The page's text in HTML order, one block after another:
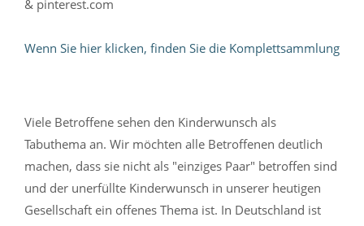
& pinterest.com
Wenn Sie hier klicken, finden Sie die Komplettsammlung
Viele Betroffene sehen den Kinderwunsch als
Tabuthema an. Wir möchten alle Betroffenen deutlich
machen, dass sie nicht als "einziges Paar" betroffen sind
und der unerfüllte Kinderwunsch in unserer heutigen
Gesellschaft ein offenes Thema ist. In Deutschland ist